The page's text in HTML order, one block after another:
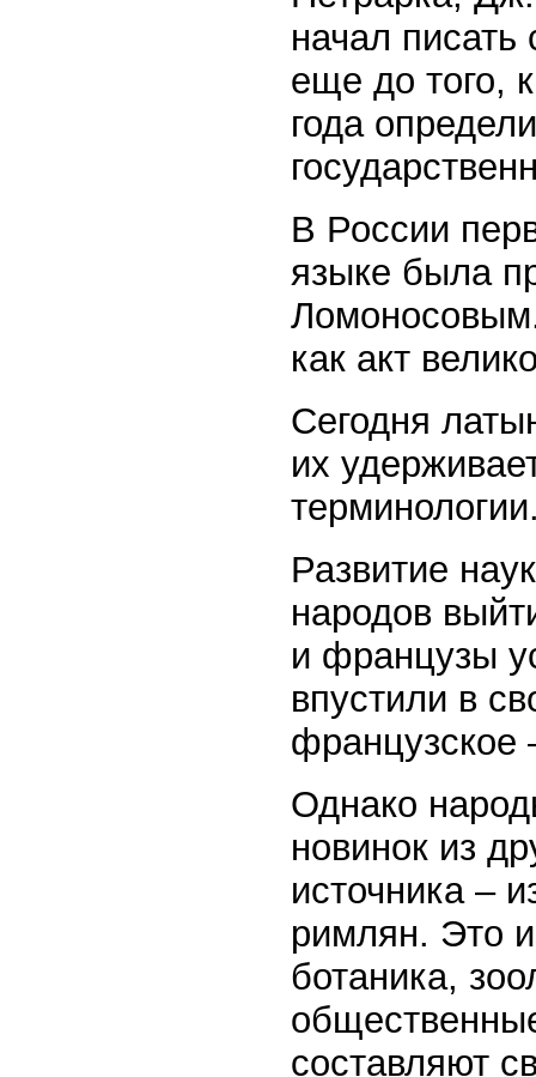
начал писать
еще до того,
года
В России
языке была
как акт
Сегодня
их
Развитие
народов
и французы
впустили в
французское
Однако
новинок из
источника –
римлян. Это
ботаника,
составляют